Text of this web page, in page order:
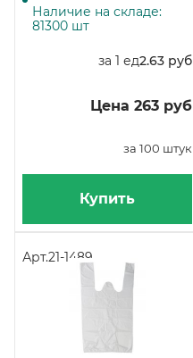
коробке 3000 штук
Наличие на складе:
81300 шт
за 1 ед2.63 руб
Цена 263 руб
за 100 штук
Купить
Арт.21-1489